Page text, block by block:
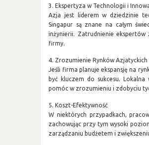
3. Ekspertyza w Technologii i
Azja jest liderem w dziedzinie
Singapur są znane na całym
inżynierii. Zatrudnienie
firmy.
4. Zrozumienie Rynków Azjatyckich
Jeśli firma planuje ekspansję na
być kluczem do sukcesu.
pomóc w zrozumieniu i zdobyciu
5. Koszt-Efektywność
W niektórych przypadkach,
zachowując przy tym wysoki
zarządzaniu budżetem i